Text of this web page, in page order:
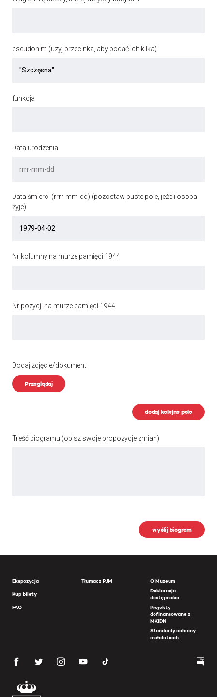
pseudonim (uzyj przecinka, aby podać ich kilka)
funkcja
Data urodzenia
Data śmierci (rrrr-mm-dd) (pozostaw puste pole, jeżeli osoba
żyje)
Nr kolumny na murze pamięci 1944
Nr pozycji na murze pamięci 1944
Dodaj zdjęcie/dokument
Przeglądaj
dodaj kolejne pole
Treść biogramu (opisz swoje propozycje zmian)
wyślij biogram
Ekspozycja
Kup bilety
FAQ
Tłumacz PJM
O Muzeum
Deklaracja
dostępności
Projekty
dofinansowane z
MKiDN
Standardy ochrony
małoletnich